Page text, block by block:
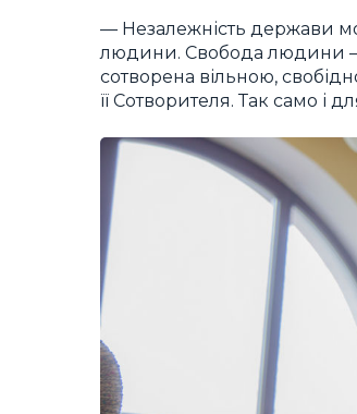
— Незалежність держави
людини. Свобода людини
сотворена вільною,
її Сотворителя. Так само і